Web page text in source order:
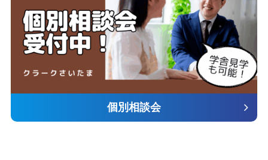
個別相談会